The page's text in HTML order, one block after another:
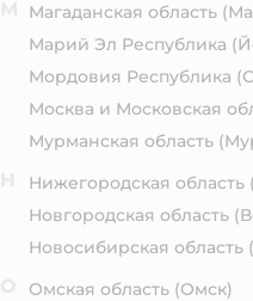
Магаданская область
Марий Эл Республика
Мордовия Республика
Москва и Московская
Мурманская область
Нижегородская область
Новгородская область
Новосибирская область
Омская область (Омск)